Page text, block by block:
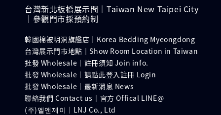
台灣新北板橋展示間｜Taiwan New Taipei City
｜參觀門市採預約制
韓國棉被明洞旗艦店｜Korea Bedding Myeongdong
台灣展示門市地點｜Show Room Location in Taiwan
批發 Wholesale｜註冊須知 Join info.
批發 Wholesale｜請點此登入註冊 Login
批發 Wholesale｜最新消息 News
聯絡我們 Contact us｜官方 Offical LINE@
(주)엘앤제이｜LNJ Co., Ltd